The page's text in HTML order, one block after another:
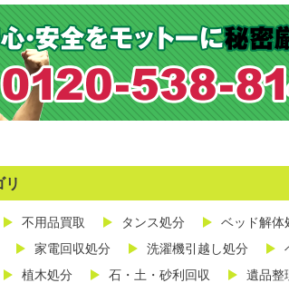
リ
不用品買取 タンス処分 ベッド解体
家電回収処分 洗濯機引越し処分
植木処分 石・土・砂利回収 遺品整